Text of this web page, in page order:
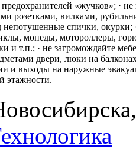
«жучков»; · не
розетками, вилками,
спички, окурки;
мопеды, мотороллеры,
и т.п.; · не загромождайте
двери, люки на
и выходы на наружные
этажности.